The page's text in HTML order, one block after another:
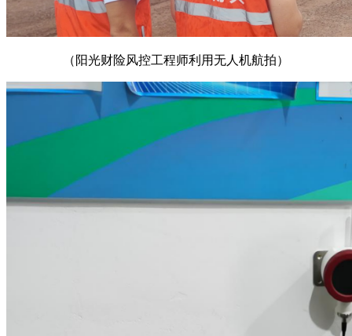
（阳光财险风控工程师利用无人机航拍）